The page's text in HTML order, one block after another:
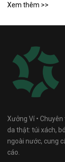
Xem thêm >>
Xưởng Ví •
da thật: túi xách,
ngoài nước, cung
cáo.